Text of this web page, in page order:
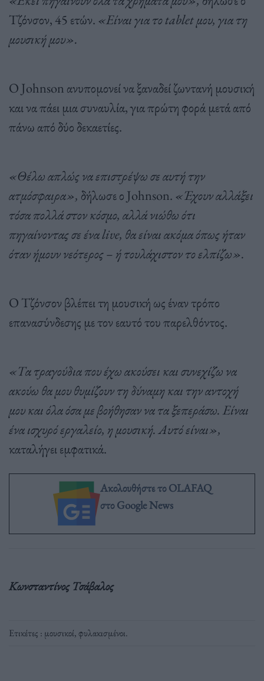
Τζόνσον, 45 ετών. «Είναι για το tablet μου, για τη
μουσική μου».
Ο Johnson ανυπομονεί να ξαναδεί ζωντανή μουσική
και να πάει μια συναυλία, για πρώτη φορά μετά από
πάνω από δύο δεκαετίες.
«Θέλω απλώς να επιστρέψω σε αυτή την
ατμόσφαιρα», δήλωσε ο Johnson. «Έχουν αλλάξει
τόσα πολλά στον κόσμο, αλλά νιώθω ότι
πηγαίνοντας σε ένα live, θα είναι ακόμα όπως ήταν
όταν ήμουν νεότερος – ή τουλάχιστον το ελπίζω».
Ο Τζόνσον βλέπει τη μουσική ως έναν τρόπο
επανασύνδεσης με τον εαυτό του παρελθόντος.
«Τα τραγούδια που έχω ακούσει και συνεχίζω να
ακούω θα μου θυμίζουν τη δύναμη και την αντοχή
μου και όλα όσα με βοήθησαν να τα ξεπεράσω. Είναι
ένα ισχυρό εργαλείο, η μουσική. Αυτό είναι»,
καταλήγει εμφατικά.
Ακολουθήστε το OLAFAQ
στο Google News
Κωνσταντίνος Τσάβαλος
Ετικέτες : μουσικοί,φυλακισμένοι.